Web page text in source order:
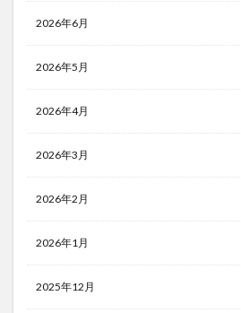
2026年6月
2026年5月
2026年4月
2026年3月
2026年2月
2026年1月
2025年12月